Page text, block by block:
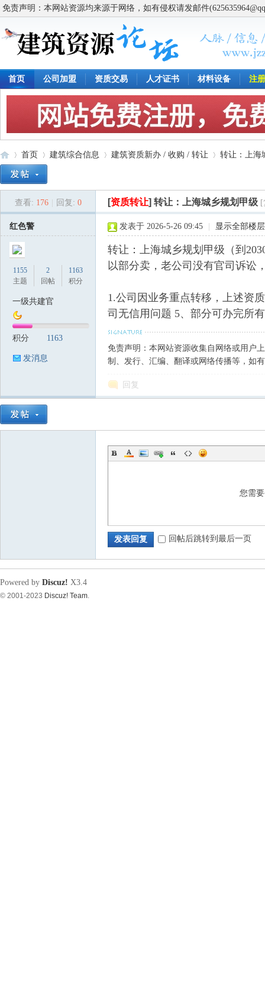
免责声明：本网站资源均来源于网络，如有侵权请发邮件
首页 公司加盟 资质交易 人才证书 材料设备 注
源
首页
›
建筑综合信息 建筑资质新办 / 收购 / 转让
›
转让：上海
查看: 176 回复: 0 [资质转让] 转让：上海城乡规划甲级
红色警
1155
主题
2
回帖
1163
积分
一级共建官
积分 1163
发消息
发表于 2026-5-26 09:45 显示全部楼层
转让：上海城乡规划甲级（到
以部分卖，老公司没有官司诉讼
1.公司因业务重点转移，上述资
司无信用问题 5、部分可办完所
免责声明：本网站资源收集自网络或用户
制、发行、汇编、翻译或网络传播等，如
回复
您需
发表回复 回帖后跳转到最后一页
Powered by Discuz! X3.4
© 2001-2023 Discuz! Team